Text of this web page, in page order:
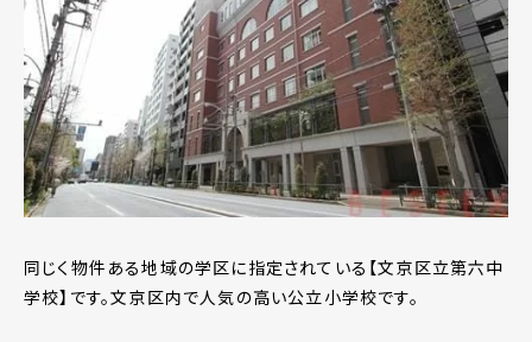
同じく物件ある地域の学区に指定されている【文京区立第六中
学校】です。文京区内で人気の高い公立小学校です。